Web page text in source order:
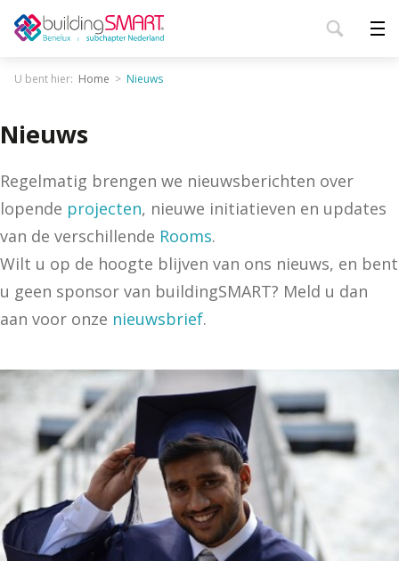
U bent hier: Home Nieuws
Nieuws
Regelmatig brengen we nieuwsberichten over
lopende projecten, nieuwe initiatieven en updates
van de verschillende Rooms.
Wilt u op de hoogte blijven van ons nieuws, en bent
u geen sponsor van buildingSMART? Meld u dan
aan voor onze nieuwsbrief.